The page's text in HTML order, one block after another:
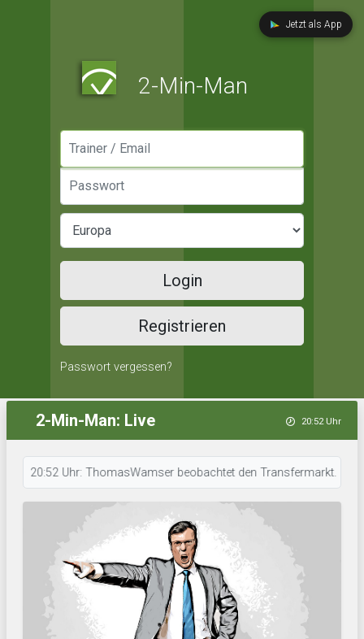
Jetzt als App
2-Min-Man
Login
Registrieren
Passwort vergessen?
2-Min-Man: Live 20:52 Uhr
20:52 Uhr: ThomasWamser beobachtet den Transfermarkt. •